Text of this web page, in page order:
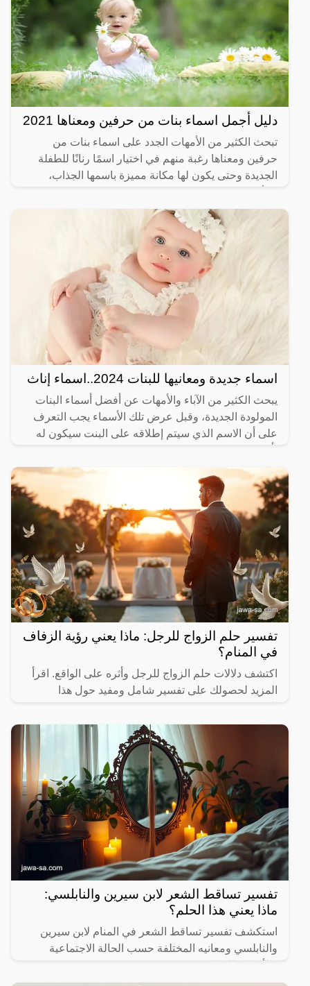
دليل أجمل اسماء بنات من حرفين ومعناها 2021
تبحث الكثير من الأمهات الجدد على اسماء بنات من
حرفين ومعناها رغبة منهم في اختيار اسمًا رنانًا للطفلة
الجديدة وحتى يكون لها مكانة مميزة باسمها الجذاب،
اسماء جديدة ومعانيها للبنات 2024..اسماء إناث
يبحث الكثير من الآباء والأمهات عن أفضل أسماء البنات
المولودة الجديدة، وقبل عرض تلك الأسماء يجب التعرف
على أن الاسم الذي سيتم إطلاقه على البنت سيكون له
تفسير حلم الزواج للرجل: ماذا يعني رؤية الزفاف
في المنام؟
اكتشف دلالات حلم الزواج للرجل وأثره على الواقع. اقرأ
المزيد لحصولك على تفسير شامل ومفيد حول هذا
تفسير تساقط الشعر لابن سيرين والنابلسي:
ماذا يعني هذا الحلم؟
استكشف تفسير تساقط الشعر في المنام لابن سيرين
والنابلسي ومعانيه المختلفة حسب الحالة الاجتماعية